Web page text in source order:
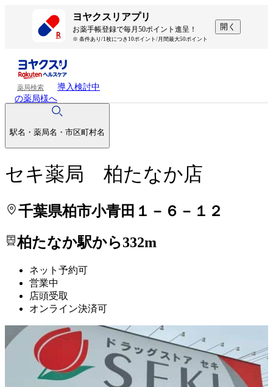
ヨヤクスリアプリ
お薬手帳登録で毎月50ポイント進呈！
※ 条件あり/1枚につき10ポイント/月間最大50ポイント
開く
薬局検索
導入検討中
の薬局様へ
駅名・薬局名・市区町村名
セキ薬局 柏たなか店
千葉県柏市小青田１－６－１２
柏たなか駅から332m
ネット予約可
営業中
店頭受取
オンライン決済可
処方せんを送って待ち時間を短く！
処方せんを送って待ち時間を短く！